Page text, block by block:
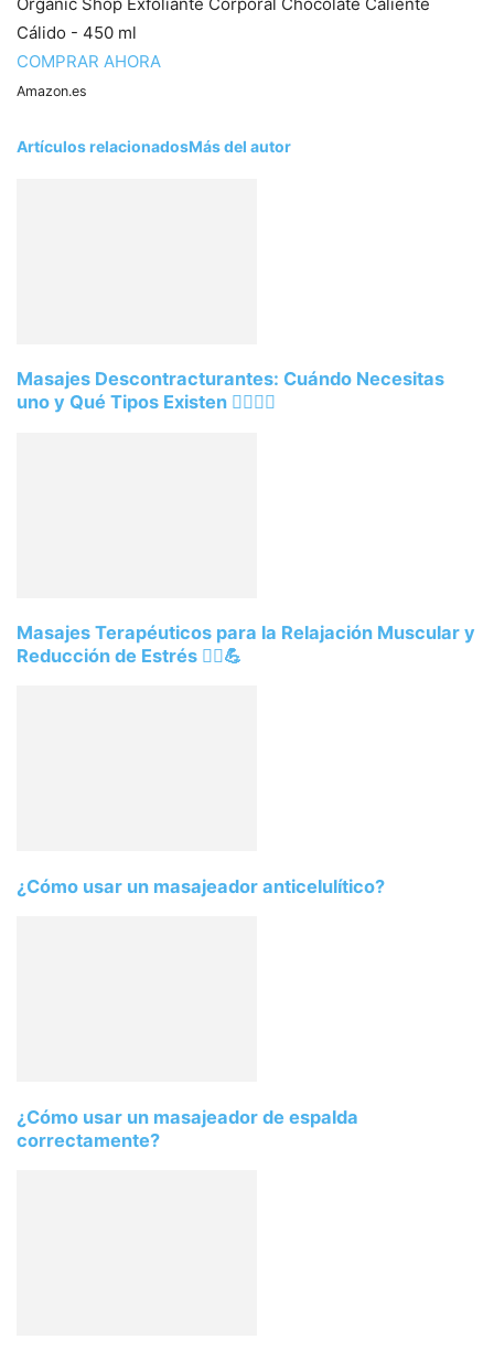
Cálido - 450 ml
COMPRAR AHORA
Amazon.es
Artículos relacionadosMás del autor
Masajes Descontracturantes: Cuándo Necesitas
uno y Qué Tipos Existen 💆‍♂️💆‍♀️
Masajes Terapéuticos para la Relajación Muscular y
Reducción de Estrés 💆‍♀️💪
¿Cómo usar un masajeador anticelulítico?
¿Cómo usar un masajeador de espalda
correctamente?